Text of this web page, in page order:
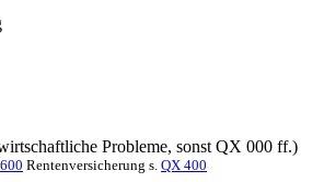
Probleme, sonst QX 000 ff.)
Rentenversicherung s. QX 400